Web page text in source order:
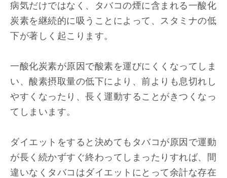
病気だけではなく、タバコの煙に含まれる一酸化
炭素を継続的に吸うことによって、スタミナの低
下が著しく起こります。
一酸化炭素が原因で酸素を運びにくくなってしま
い、酸素摂取量の低下により、前よりも息切れし
やすくなったり、長く運動することがきつくなっ
てしまいます。
ダイエットをすると決めてもタバコが原因で運動
が長く続かずすぐ終わってしまったりすれば、間
違いなくタバコはダイエットにとって余計な存在